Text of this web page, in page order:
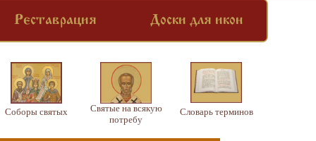
Реставрация Доски для икон
Соборы святых
Святые на всякую
потребу
Словарь терминов